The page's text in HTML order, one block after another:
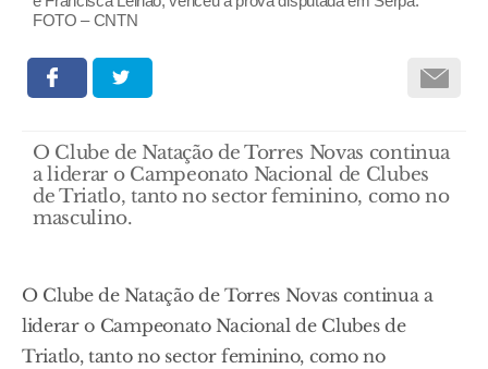
FOTO – CNTN
O Clube de Natação de Torres Novas continua
a liderar o Campeonato Nacional de Clubes
de Triatlo, tanto no sector feminino, como no
masculino.
O Clube de Natação de Torres Novas continua a
liderar o Campeonato Nacional de Clubes de
Triatlo, tanto no sector feminino, como no